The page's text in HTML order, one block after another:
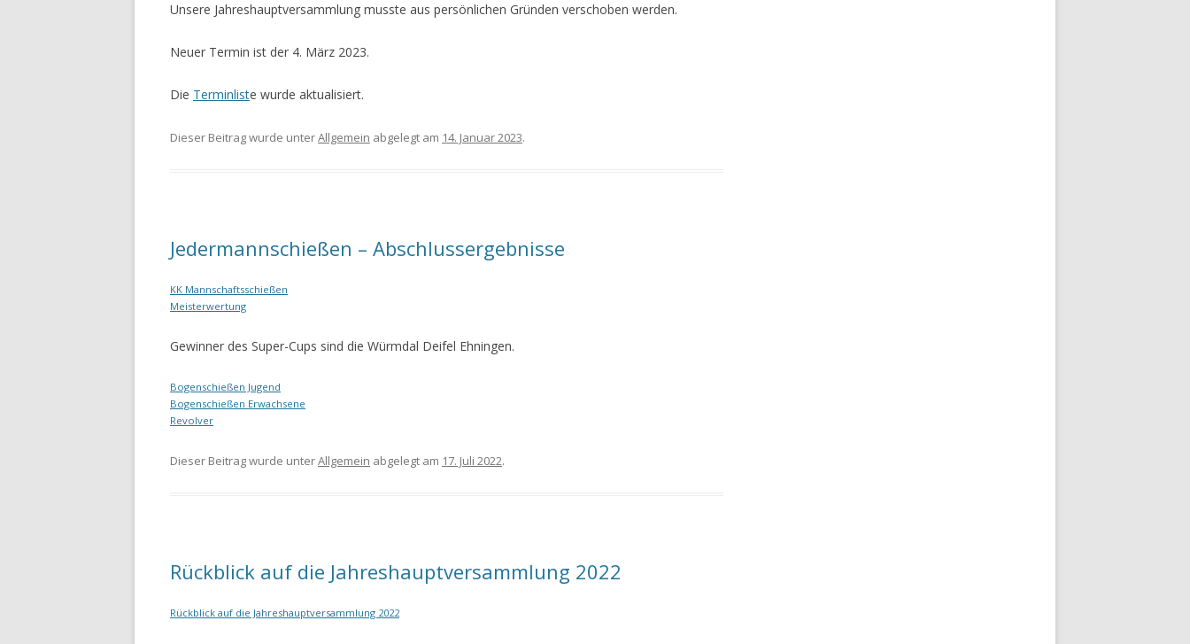
Unsere Jahreshauptversammlung musste aus persönlichen Gründen verschoben werden.
Neuer Termin ist der 4. März 2023.
Die Terminliste wurde aktualisiert.
Dieser Beitrag wurde unterAllgemein abgelegt am 14. Januar 2023.
Jedermannschießen – Abschlussergebnisse
KK Mannschaftsschießen
Meisterwertung
Gewinner des Super-Cups sind die Würmdal Deifel Ehningen.
Bogenschießen Jugend
Bogenschießen Erwachsene
Revolver
Dieser Beitrag wurde unterAllgemein abgelegt am 17. Juli 2022.
Rückblick auf die Jahreshauptversammlung 2022
Rückblick auf die Jahreshauptversammlung 2022